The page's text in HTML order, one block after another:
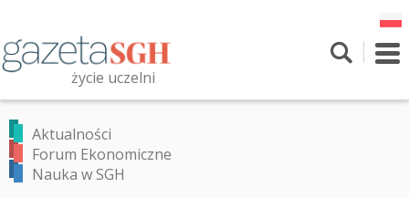
treści
życie uczelni
Przeszukaj witrynę
Aktualności
Forum Ekonomiczne
Nauka w SGH